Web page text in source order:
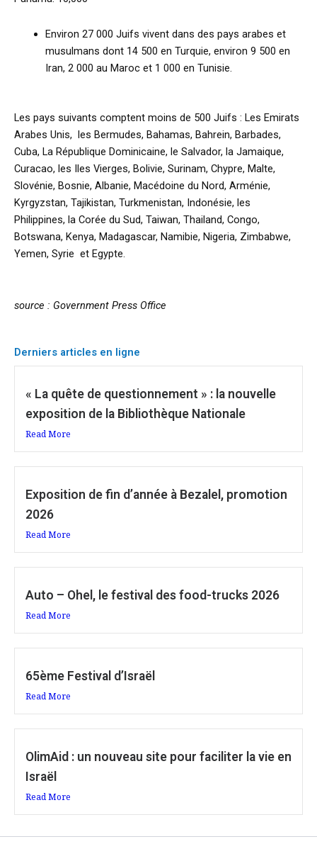
Environ 27 000 Juifs vivent dans des pays arabes et
musulmans dont 14 500 en Turquie, environ 9 500 en
Iran, 2 000 au Maroc et 1 000 en Tunisie.
Les pays suivants comptent moins de 500 Juifs : Les Emirats
Arabes Unis, les Bermudes, Bahamas, Bahrein, Barbades,
Cuba, La République Dominicaine, le Salvador, la Jamaique,
Curacao, les Iles Vierges, Bolivie, Surinam, Chypre, Malte,
Slovénie, Bosnie, Albanie, Macédoine du Nord, Arménie,
Kyrgyzstan, Tajikistan, Turkmenistan, Indonésie, les
Philippines, la Corée du Sud, Taiwan, Thailand, Congo,
Botswana, Kenya, Madagascar, Namibie, Nigeria, Zimbabwe,
Yemen, Syrie et Egypte.
source : Government Press Office
Derniers articles en ligne
« La quête de questionnement » : la nouvelle
exposition de la Bibliothèque Nationale
Read More
Exposition de fin d’année à Bezalel, promotion
2026
Read More
Auto – Ohel, le festival des food-trucks 2026
Read More
65ème Festival d’Israël
Read More
OlimAid : un nouveau site pour faciliter la vie en
Israël
Read More